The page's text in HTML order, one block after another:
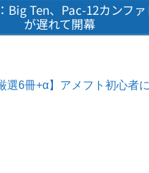
Big Ten、Pac-12カンフ
が遅れて開幕
選6冊+α】アメフト初心者